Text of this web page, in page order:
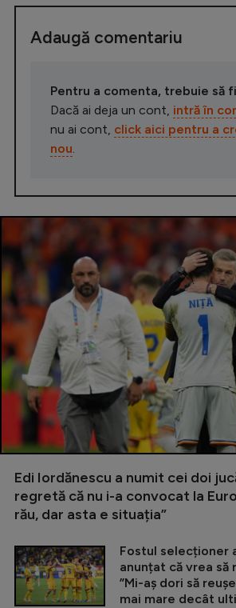
Adaugă comentariu
Pentru a comenta, trebuie să
Dacă ai deja un cont, intră în
nu ai cont, click aici pentru a
nou
Edi Iordănescu a numit cei doi
regretă că nu i-a convocat la
rău, dar asta e situația”
Fostul selecționer
anunțat că vrea să
”Mi-aș dori să
mai mare decât